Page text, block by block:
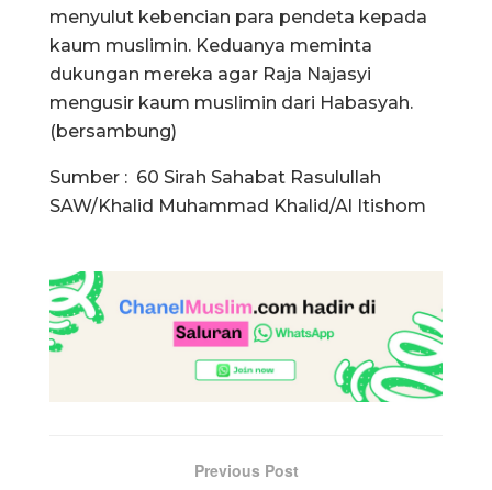
menyulut kebencian para pendeta kepada
kaum muslimin. Keduanya meminta
dukungan mereka agar Raja Najasyi
mengusir kaum muslimin dari Habasyah.
(bersambung)
Sumber : 60 Sirah Sahabat Rasulullah
SAW/Khalid Muhammad Khalid/Al Itishom
Previous Post